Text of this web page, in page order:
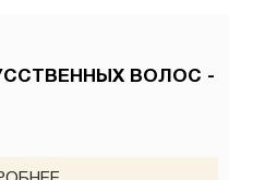
ВОЛОС -